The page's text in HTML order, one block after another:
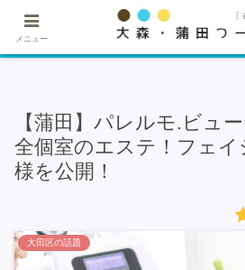
★記事・広告掲載希望
【蒲田】パレルモ.ビュ
全個室のエステ！フェ
様を公開！
大田区の話題
メニュー